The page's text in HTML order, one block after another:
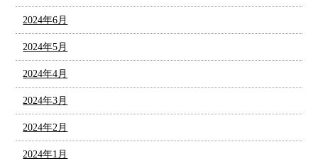
2024年6月
2024年5月
2024年4月
2024年3月
2024年2月
2024年1月